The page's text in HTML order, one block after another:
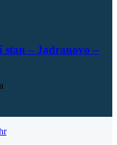
stan – Jadranovo –